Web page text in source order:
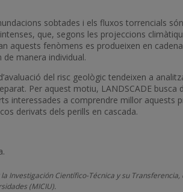
sobtades i els fluxos torrencials
que, segons les projeccions
aquests fenòmens es produeixen en
manera individual.
del risc geològic tendeixen a
Per aquest motiu, LANDSCADE busca
interessades a comprendre millor aquests
derivats dels perills en cascada.
Investigación Científico-Técnica y su
(MICIU).